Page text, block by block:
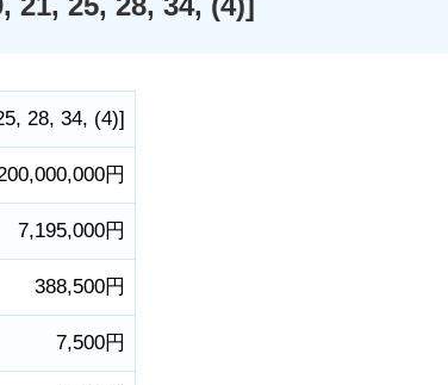
, 28, 34, (4)]
円
7,195,000円
388,500円
7,500円